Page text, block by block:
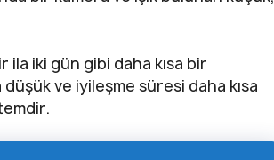
iki gün gibi daha kısa bir
ve iyileşme süresi daha kısa